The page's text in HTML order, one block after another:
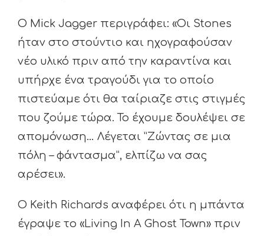
Ο Mick Jagger περιγράφει: «Οι Stones
ήταν στο στούντιο και ηχογραφούσαν
νέο υλικό πριν από την καραντίνα και
υπήρχε ένα τραγούδι για το οποίο
πιστεύαμε ότι θα ταίριαζε στις στιγμές
που ζούμε τώρα. Το έχουμε δουλέψει σε
απομόνωση… Λέγεται ”Ζώντας σε μια
πόλη – φάντασμα”, ελπίζω να σας
αρέσει».
Ο Keith Richards αναφέρει ότι η μπάντα
έγραψε το «Living In A Ghost Town» πριν